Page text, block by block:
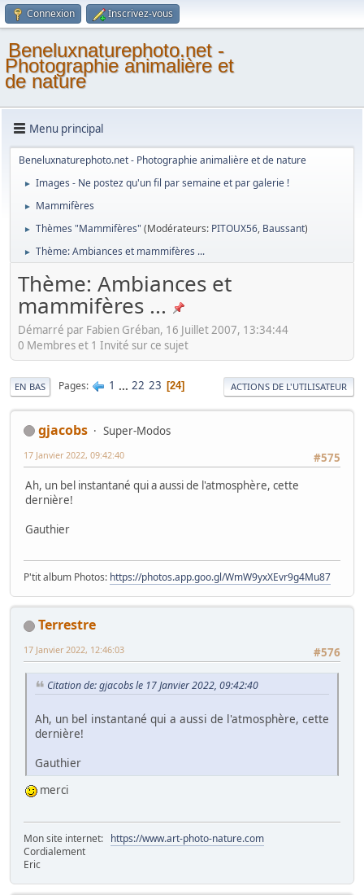
Connexion Inscrivez-vous
Beneluxnaturephoto.net -
Photographie animalière et
de nature
Menu principal
Beneluxnaturephoto.net - Photographie animalière et de nature
► Images - Ne postez qu'un fil par semaine et par galerie !
► Mammifères
► Thèmes "Mammifères" (Modérateurs: PITOUX56, Baussant)
► Thème: Ambiances et mammifères ...
Thème: Ambiances et
mammifères ...
Démarré par Fabien Gréban, 16 Juillet 2007, 13:34:44
0 Membres et 1 Invité sur ce sujet
EN BAS Pages 1 ... 22 23 24 ACTIONS DE L'UTILISATEUR
gjacobs
Super-Modos
#575
17 Janvier 2022, 09:42:40
Ah, un bel instantané qui a aussi de l'atmosphère, cette
dernière!
Gauthier
P'tit album Photos: https://photos.app.goo.gl/WmW9yxXEvr9g4Mu87
Terrestre
#576
17 Janvier 2022, 12:46:03
Citation de: gjacobs le 17 Janvier 2022, 09:42:40
Ah, un bel instantané qui a aussi de l'atmosphère, cette
dernière!
Gauthier
merci
Mon site internet: https://www.art-photo-nature.com
Cordialement
Eric